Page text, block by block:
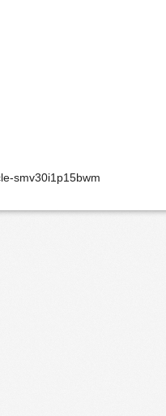
smv30i1p15bwm